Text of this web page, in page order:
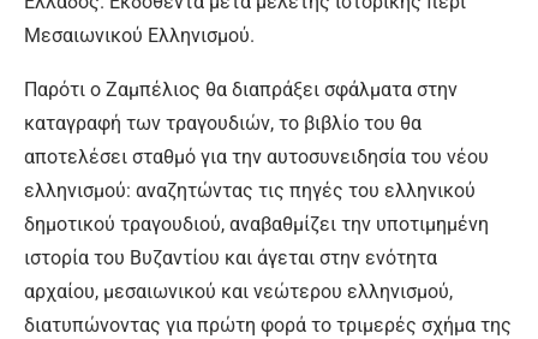
Μεσαιωνικού Ελληνισμού.
Παρότι ο Ζαμπέλιος θα διαπράξει σφάλματα στην
καταγραφή των τραγουδιών, το βιβλίο του θα
αποτελέσει σταθμό για την αυτοσυνειδησία του νέου
ελληνισμού: αναζητώντας τις πηγές του ελληνικού
δημοτικού τραγουδιού, αναβαθμίζει την υποτιμημένη
ιστορία του Βυζαντίου και άγεται στην ενότητα
αρχαίου, μεσαιωνικού και νεώτερου ελληνισμού,
διατυπώνοντας για πρώτη φορά το τριμερές σχήμα της